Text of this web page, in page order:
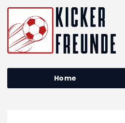
Home